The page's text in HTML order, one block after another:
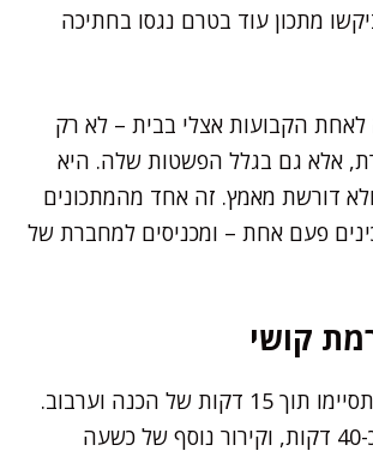
מתכון עוד בטרם נגסו בחתיכה
לאחת הקבועות אצלי בבית – לא רק
אלא גם בגלל הפשטות שלה. היא
דורשת מאמץ. זה אחד מהמתכונים
פעם אחת – ומכניסים למחברת של
קושי
את רוב העבודה תסיימו תוך 15 דקות של הכנה וערבוב.
זמן האפייה הוא כ-40 דקות, וקירור נוסף של כשעה